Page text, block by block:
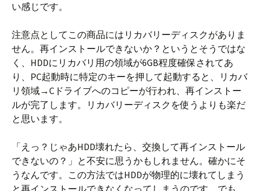
e
o
o
k
d
s
い感じです。
注意点としてこの商品にはリカバリーディスクがありま
せん。再インストールできないか？というとそうではな
く、HDDにリカバリ用の領域が6GB程度確保されてあ
り、PC起動時に特定のキーを押して起動すると、リカバ
リ領域→Cドライブへのコピーが行われ、再インストー
ルが完了します。リカバリーディスクを使うよりも楽だ
と思います。
「えっ？じゃあHDD壊れたら、交換して再インストール
できないの？」と不安に思うかもしれません。確かにそ
うなんです。この方法ではHDDが物理的に壊れてしまう
と再インストールできなくなってしまうのです。でも、